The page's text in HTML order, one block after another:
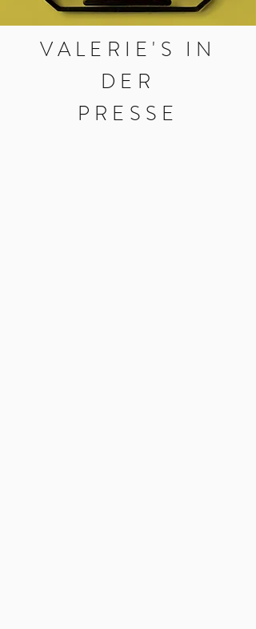
VALERIE'S IN
DER
PRESSE